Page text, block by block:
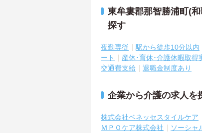
東牟婁郡那智勝浦町(
探す
夜勤専従 駅から徒歩10分以内
ート
産休･育休･介護休暇取得
交通費支給
退職金制度あり
企業から介護の求人を
株式会社ベネッセスタイルケア
ＭＰＯケア株式会社
ソーシャ